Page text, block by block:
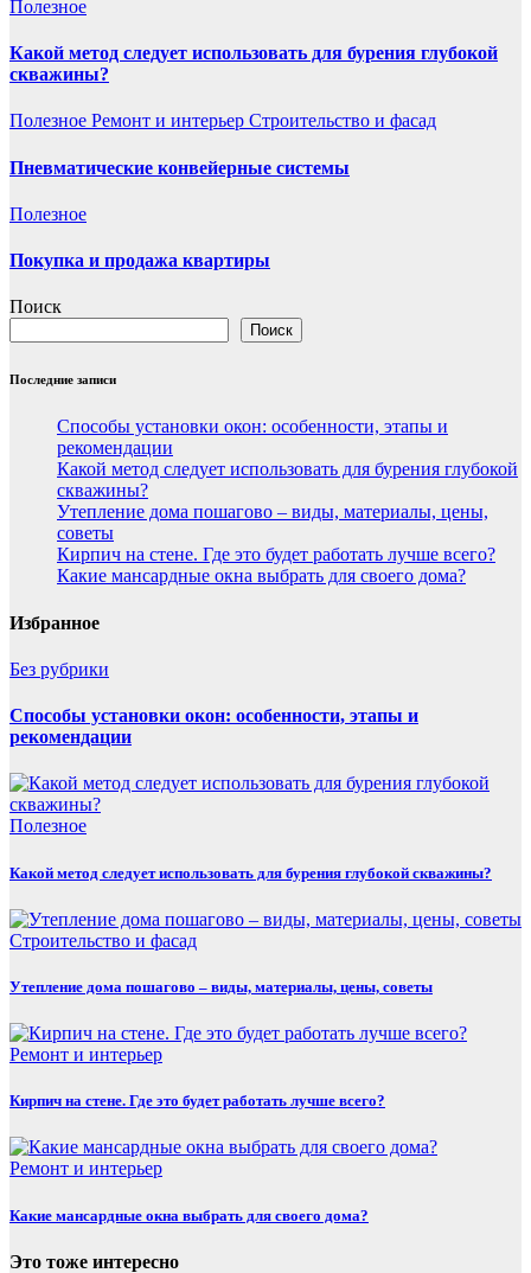
Полезнoe
Какой метод следует использовать для бурения глубокой
скважины?
Полезнoe Ремонт и интерьер Строительство и фасад
Пневматические конвейерные системы
Полезнoe
Покупка и продажа квартиры
Поиск
Поиск
Последние записи
Способы установки окон: особенности, этапы и
рекомендации
Какой метод следует использовать для бурения глубокой
скважины?
Утепление дома пошагово – виды, материалы, цены,
советы
Кирпич на стене. Где это будет работать лучше всего?
Какие мансардные окна выбрать для своего дома?
Избранное
Без рубрики
Способы установки окон: особенности, этапы и
рекомендации
Полезнoe
Какой метод следует использовать для бурения глубокой скважины?
Строительство и фасад
Утепление дома пошагово – виды, материалы, цены, советы
Ремонт и интерьер
Кирпич на стене. Где это будет работать лучше всего?
Ремонт и интерьер
Какие мансардные окна выбрать для своего дома?
Это тоже интересно